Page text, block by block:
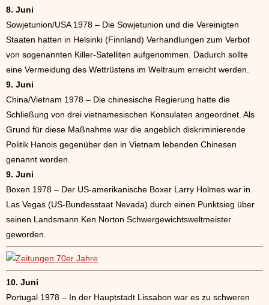
8. Juni
Sowjetunion/USA 1978 – Die Sowjetunion und die Vereinigten
Staaten hatten in Helsinki (Finnland) Verhandlungen zum Verbot
von sogenannten Killer-Satelliten aufgenommen. Dadurch sollte
eine Vermeidung des Wettrüstens im Weltraum erreicht werden.
9. Juni
China/Vietnam 1978 – Die chinesische Regierung hatte die
Schließung von drei vietnamesischen Konsulaten angeordnet. Als
Grund für diese Maßnahme war die angeblich diskriminierende
Politik Hanois gegenüber den in Vietnam lebenden Chinesen
genannt worden.
9. Juni
Boxen 1978 – Der US-amerikanische Boxer Larry Holmes war in
Las Vegas (US-Bundesstaat Nevada) durch einen Punktsieg über
seinen Landsmann Ken Norton Schwergewichtsweltmeister
geworden.
10. Juni
Portugal 1978 – In der Hauptstadt Lissabon war es zu schweren